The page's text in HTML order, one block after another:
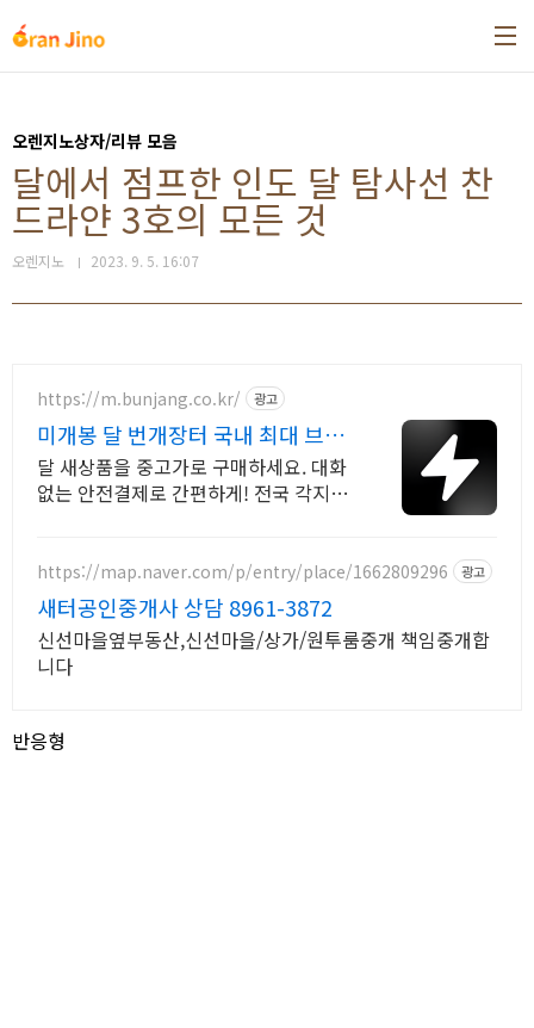
오렌지노상자/리뷰 모음
달에서 점프한 인도 달 탐사선 찬
드라얀 3호의 모든 것
오렌지노 2023. 9. 5. 16:07
https://m.bunjang.co.kr/ 광고
미개봉 달 번개장터 국내 최대 브랜
드 중고거래
달 새상품을 중고가로 구매하세요. 대화
없는 안전결제로 간편하게! 전국 각지에
https://map.naver.com/p/entry/place/1662809296 광고
새터공인중개사 상담 8961-3872
신선마을옆부동산,신선마을/상가/원투룸중개 책임중개합
니다
반응형